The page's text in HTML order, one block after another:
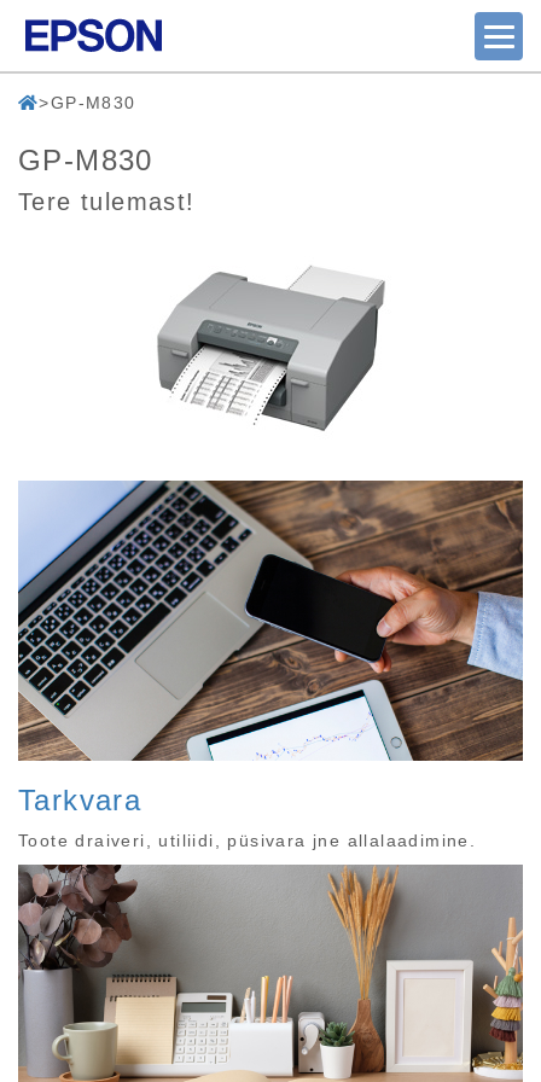
GP-M830
GP-M830
Tere tulemast!
Tarkvara
Toote draiveri, utiliidi, püsivara jne allalaadimine.